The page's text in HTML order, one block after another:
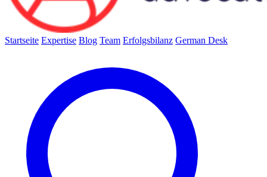
Startseite Expertise Blog Team Erfolgsbilanz German Desk